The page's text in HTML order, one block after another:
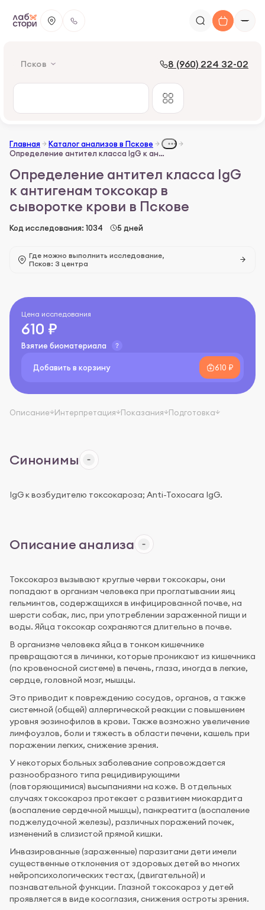
Псков 8 (960) 224 32-02
Главная
Каталог анализов в Пскове
Определение антител класса IgG к антигенам токсокар в сыворотке крови
Определение антител класса IgG
к антигенам токсокар в
сыворотке крови в Пскове
Код исследования: 1034 5 дней
Где можно выполнить исследование,
Псков: 3 центра
Цена исследования
610 ₽
Взятие биоматериала
Добавить в корзину 610 ₽
Описание Интерпретация Показания Подготовка
Синонимы
IgG к возбудителю токсокароза; Anti-Toxocara IgG.
Описание анализа
Токсокароз вызывают круглые черви токсокары, они
попадают в организм человека при проглатывании яиц
гельминтов, содержащихся в инфицированной почве, на
шерсти собак, лис, при употреблении зараженной пищи и
воды. Яйца токсокар сохраняются длительно в почве.
В организме человека яйца в тонком кишечнике
превращаются в личинки, которые проникают из кишечника
(по кровеносной системе) в печень, глаза, иногда в легкие,
сердце, головной мозг, мышцы.
Это приводит к повреждению сосудов, органов, а также
системной (общей) аллергической реакции с повышением
уровня эозинофилов в крови. Также возможно увеличение
лимфоузлов, боли и тяжесть в области печени, кашель при
поражении легких, снижение зрения.
У некоторых больных заболевание сопровождается
разнообразного типа рецидивирующими
(повторяющимися) высыпаниями на коже. В отдельных
случаях токсокароз протекает с развитием миокардита
(воспаление сердечной мышцы), панкреатита (воспаление
поджелудочной железы), различных поражений почек,
изменений в слизистой прямой кишки.
Инвазированные (зараженные) паразитами дети имели
существенные отклонения от здоровых детей во многих
нейропсихологических тестах, (двигательной) и
познавательной функции. Глазной токсокароз у детей
проявляется в виде косоглазия, снижения остроты зрения.